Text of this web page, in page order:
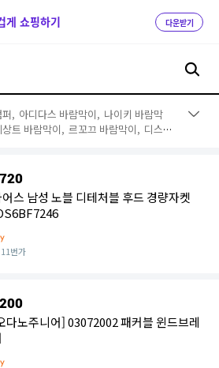
게 쇼핑하기 다운받기
, 아디다스 바람막이, 나이키 바람막
상트 바람막이, 르꼬끄 바람막이, 디스커
이 여성,
스 남성 노블 디테처블 후드 경량자켓
11번가
다노주니어] 03072002 패커블 윈드브레